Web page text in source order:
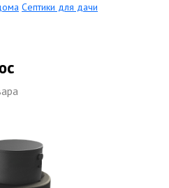
Септики для дачи